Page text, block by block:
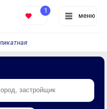
меню
1